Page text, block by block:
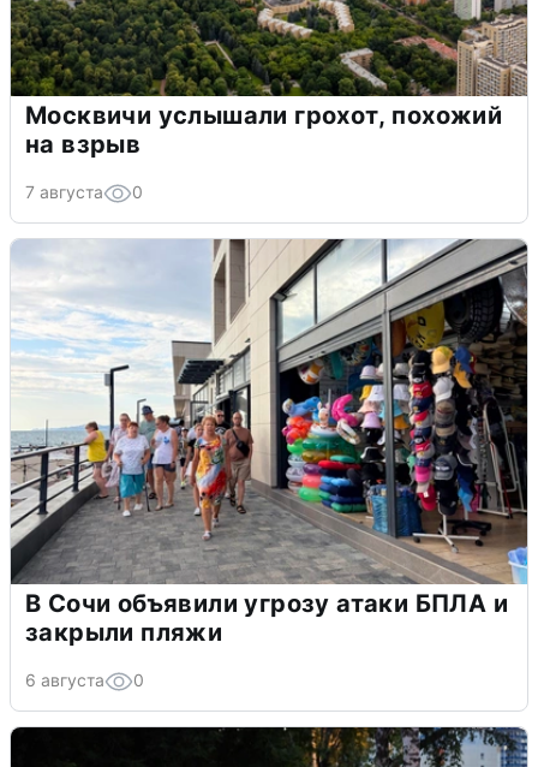
Москвичи услышали грохот, похожий
на взрыв
7 августа 0
В Сочи объявили угрозу атаки БПЛА и
закрыли пляжи
6 августа 0